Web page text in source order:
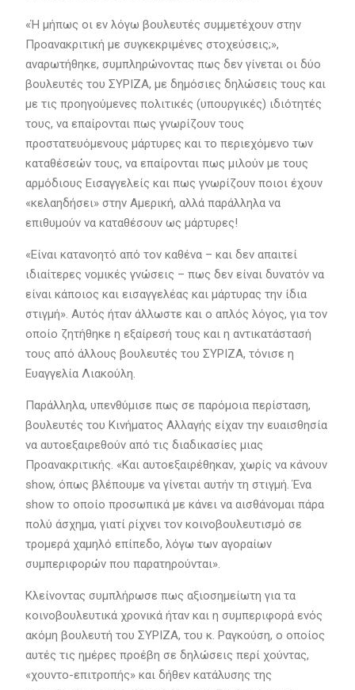
«Ή μήπως οι εν λόγω βουλευτές συμμετέχουν στην
Προανακριτική με συγκεκριμένες στοχεύσεις;»,
αναρωτήθηκε, συμπληρώνοντας πως δεν γίνεται οι δύο
βουλευτές του ΣΥΡΙΖΑ, με δημόσιες δηλώσεις τους και
με τις προηγούμενες πολιτικές (υπουργικές) ιδιότητές
τους, να επαίρονται πως γνωρίζουν τους
προστατευόμενους μάρτυρες και το περιεχόμενο των
καταθέσεών τους, να επαίρονται πως μιλούν με τους
αρμόδιους Εισαγγελείς και πως γνωρίζουν ποιοι έχουν
«κελαηδήσει» στην Αμερική, αλλά παράλληλα να
επιθυμούν να καταθέσουν ως μάρτυρες!
«Είναι κατανοητό από τον καθένα – και δεν απαιτεί
ιδιαίτερες νομικές γνώσεις – πως δεν είναι δυνατόν να
είναι κάποιος και εισαγγελέας και μάρτυρας την ίδια
στιγμή». Αυτός ήταν άλλωστε και ο απλός λόγος, για τον
οποίο ζητήθηκε η εξαίρεσή τους και η αντικατάστασή
τους από άλλους βουλευτές του ΣΥΡΙΖΑ, τόνισε η
Ευαγγελία Λιακούλη.
Παράλληλα, υπενθύμισε πως σε παρόμοια περίσταση,
βουλευτές του Κινήματος Αλλαγής είχαν την ευαισθησία
να αυτοεξαιρεθούν από τις διαδικασίες μιας
Προανακριτικής. «Και αυτοεξαιρέθηκαν, χωρίς να κάνουν
show, όπως βλέπουμε να γίνεται αυτήν τη στιγμή. Ένα
show το οποίο προσωπικά με κάνει να αισθάνομαι πάρα
πολύ άσχημα, γιατί ρίχνει τον κοινοβουλευτισμό σε
τρομερά χαμηλό επίπεδο, λόγω των αγοραίων
συμπεριφορών που παρατηρούνται».
Κλείνοντας συμπλήρωσε πως αξιοσημείωτη για τα
κοινοβουλευτικά χρονικά ήταν και η συμπεριφορά ενός
ακόμη βουλευτή του ΣΥΡΙΖΑ, του κ. Ραγκούση, ο οποίος
αυτές τις ημέρες προέβη σε δηλώσεις περί χούντας,
«χουντο-επιτροπής» και δήθεν κατάλυσης της